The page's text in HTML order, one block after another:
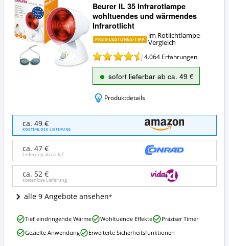
Beurer IL 35 Infrarotlampe
wohltuendes und wärmendes
Infrarotlicht
PREIS-LEISTUNGS-TIPP
im Rotlichtlampe-
Vergleich
4.064 Erfahrungen
sofort lieferbar ab ca. 49 €
Produktdetails
Beurer
35
Infrarotlampe
wohltuendes
und
wärmendes
Infrarotlicht
Angebote:
Wo
diese
Rotlichtlampe
erhältlich?
ca. 49 €
KOSTENLOSE LIEFERUNG
ca. 47 €
Lieferung ab ca.6 €
ca. 52 €
kostenlose Lieferung
alle 9 Angebote ansehen
Beurer
35
Tief eindringende Wärme Wohltuende Effekte
Präziser Timer
Gezielte Anwendung
Erweiterte Sicherheitsfunktionen